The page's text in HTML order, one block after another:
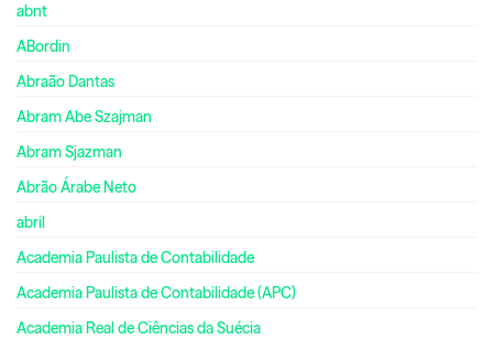
abnt
ABordin
Abraão Dantas
Abram Abe Szajman
Abram Sjazman
Abrão Árabe Neto
abril
Academia Paulista de Contabilidade
Academia Paulista de Contabilidade (APC)
Academia Real de Ciências da Suécia